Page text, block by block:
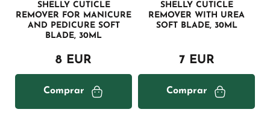
SHELLY CUTICLE
REMOVER FOR MANICURE
AND PEDICURE SOFT
BLADE, 30ML
8 EUR
Comprar
SHELLY CUTICLE
REMOVER WITH UREA
SOFT BLADE, 30ML
7 EUR
Comprar